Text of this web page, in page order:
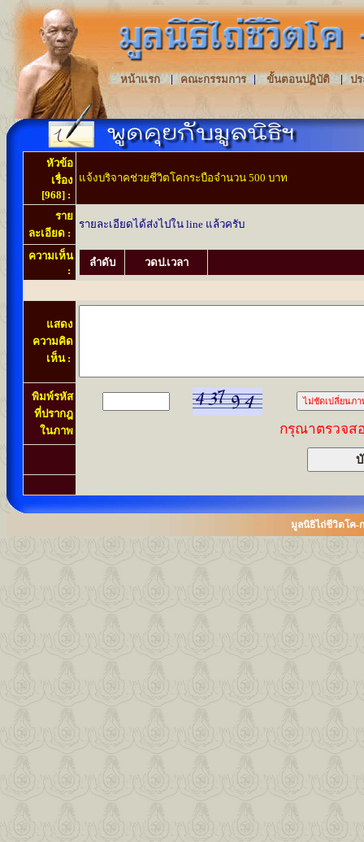
หน้าแรก | คณะกรรมการ | ขั้นตอนปฏิบัติ | ป
หัวข้อ
เรื่อง
[968] :
แจ้งบริจาคช่วยชีวิตโคกระบือจำนวน 500 บาท
ราย
ละเอียด :
รายละเอียดได้ส่งไปใน line แล้วครับ
ความเห็น
:
ลำดับ วดป.เวลา
แสดง
ความคิด
เห็น :
พิมพ์รหัส
ที่ปรากฎ
ในภาพ
กรุณาตรวจส
มูลนิธิไถ่ชีวิตโค-